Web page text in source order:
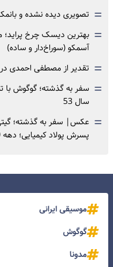
= تصویری دیده نشده و
= بهترین دیسک چرخ
آسمکو (سوراخ‌دار و ساده)
= تقدیر از مصطفی احمدی در
=
سال 53
= عکس| سفر به گذشته؛ گیتی
پسرش پولاد کیمیایی؛ دهه 60
موسیقی ایرانی
گوگوش
مدونا